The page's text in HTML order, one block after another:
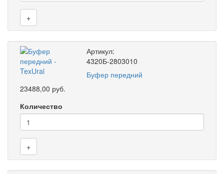
+
Артикул:
4320Б-2803010
Буфер передний
23488,00 руб.
Количество
+